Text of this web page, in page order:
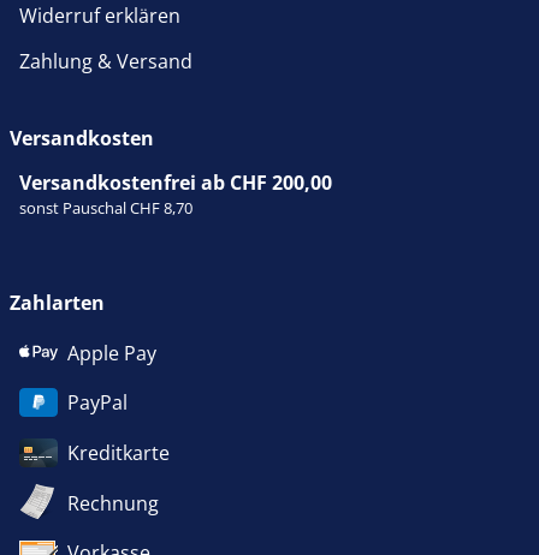
Widerruf erklären
Zahlung & Versand
Versandkosten
Versandkostenfrei ab CHF 200,00
sonst Pauschal CHF 8,70
Zahlarten
Apple Pay
PayPal
Kreditkarte
Rechnung